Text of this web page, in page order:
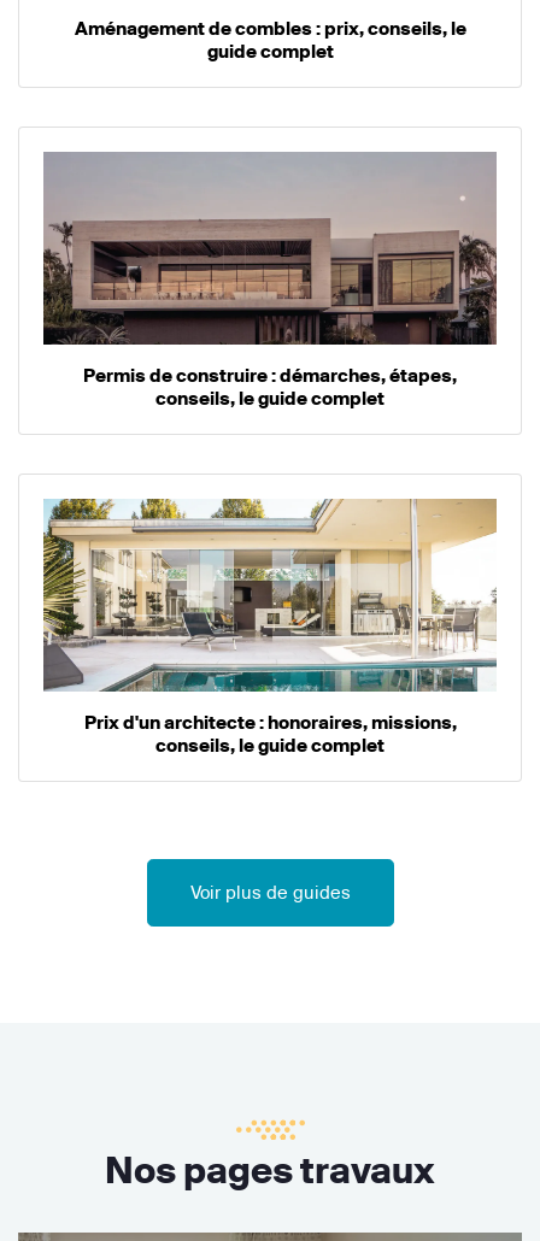
Aménagement de combles : prix, conseils, le
guide complet
Permis de construire : démarches, étapes,
conseils, le guide complet
Prix d'un architecte : honoraires, missions,
conseils, le guide complet
Voir plus de guides
Nos pages travaux